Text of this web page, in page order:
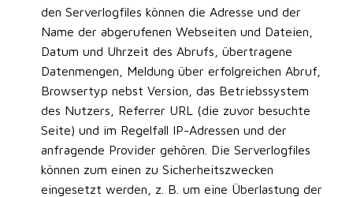
den Serverlogfiles können die Adresse und der
Name der abgerufenen Webseiten und Dateien,
Datum und Uhrzeit des Abrufs, übertragene
Datenmengen, Meldung über erfolgreichen Abruf,
Browsertyp nebst Version, das Betriebssystem
des Nutzers, Referrer URL (die zuvor besuchte
Seite) und im Regelfall IP-Adressen und der
anfragende Provider gehören. Die Serverlogfiles
können zum einen zu Sicherheitszwecken
eingesetzt werden, z. B. um eine Überlastung der